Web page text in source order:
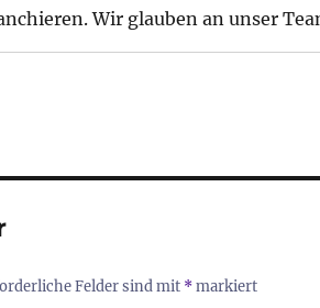
Wir glauben an unser
Felder sind mit *markiert